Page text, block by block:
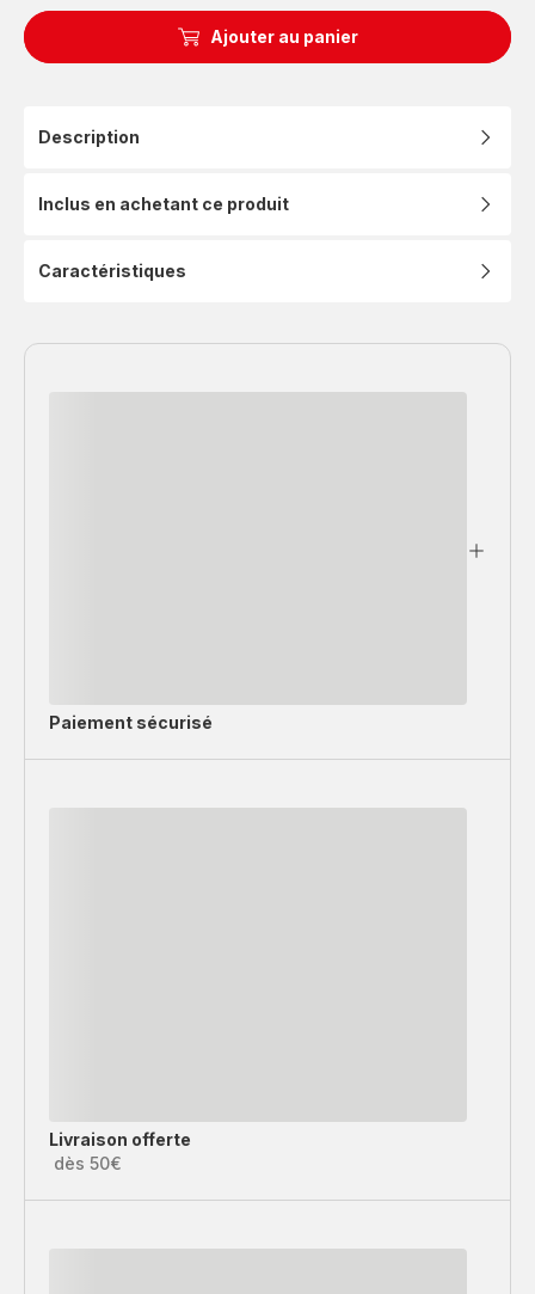
Ajouter au panier
Description
Inclus en achetant ce produit
Caractéristiques
Paiement sécurisé
Livraison offerte
dès 50€